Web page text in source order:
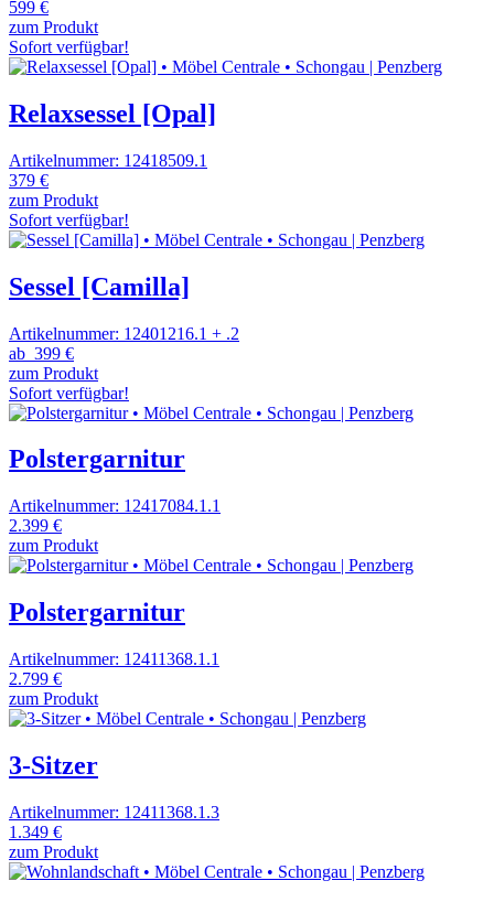
599 €
zum Produkt
Sofort verfügbar!
Relaxsessel [Opal]
Artikelnummer: 12418509.1
379 €
zum Produkt
Sofort verfügbar!
Sessel [Camilla]
Artikelnummer: 12401216.1 + .2
ab 399 €
zum Produkt
Sofort verfügbar!
Polstergarnitur
Artikelnummer: 12417084.1.1
2.399 €
zum Produkt
Polstergarnitur
Artikelnummer: 12411368.1.1
2.799 €
zum Produkt
3-Sitzer
Artikelnummer: 12411368.1.3
1.349 €
zum Produkt